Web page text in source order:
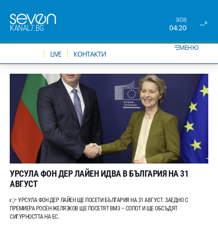
KANAL7.BG
808
04:20 --°
LIVE КОНТАКТИ
МЕНЮ
УРСУЛА ФОН ДЕР ЛАЙЕН ИДВА В БЪЛГАРИЯ НА 31
АВГУСТ
👉 УРСУЛА ФОН ДЕР ЛАЙЕН ЩЕ ПОСЕТИ БЪЛГАРИЯ НА 31 АВГУСТ. ЗАЕДНО С
ПРЕМИЕРА РОСЕН ЖЕЛЯЗКОВ ЩЕ ПОСЕТЯТ ВМЗ – СОПОТ И ЩЕ ОБСЪДЯТ
СИГУРНОСТТА НА ЕС.